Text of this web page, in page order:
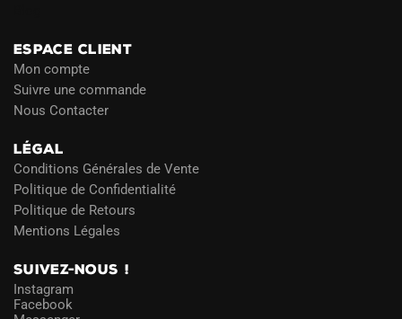
ESPACE CLIENT
Mon compte
Suivre une commande
Nous Contacter
LÉGAL
Conditions Générales de Vente
Politique de Confidentialité
Politique de Retours
Mentions Légales
SUIVEZ-NOUS !
Instagram
Facebook